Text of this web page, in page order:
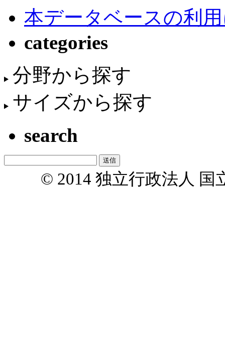
本データベースの利
categories
分野から探す
サイズから探す
search
© 2014 独立行政法人 国